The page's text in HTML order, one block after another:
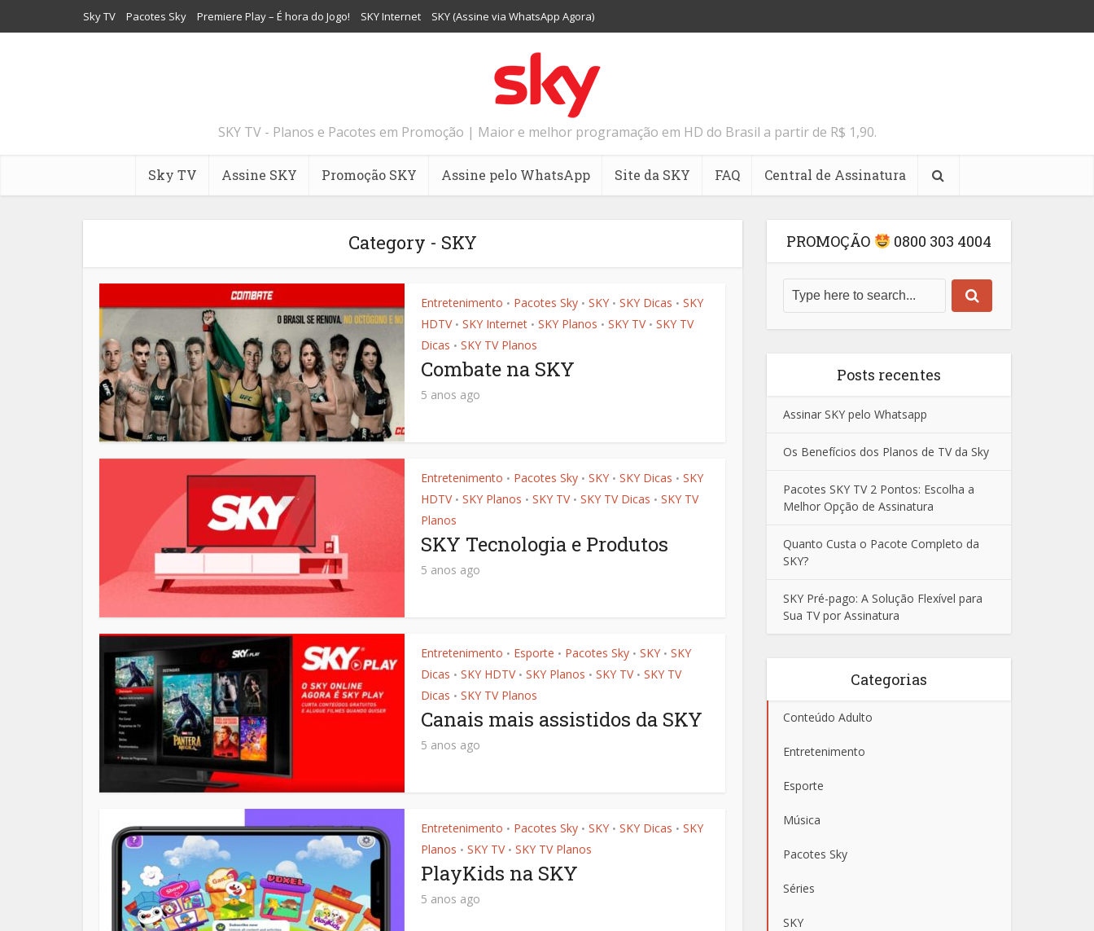
Sky TV Pacotes Sky Premiere Play – É hora do Jogo! SKY Internet SKY (Assine via WhatsApp Agora)
SKY TV - Planos e Pacotes em Promoção | Maior e melhor programação em HD do Brasil a partir de R$ 1,90.
Sky TV Assine SKY Promoção SKY Assine pelo WhatsApp Site da SKY FAQ Central de Assinatura
Category - SKY
Entretenimento • Pacotes Sky • SKY • SKY Dicas • SKY
HDTV • SKY Internet • SKY Planos • SKY TV • SKY TV
Dicas • SKY TV Planos
Combate na SKY
5 anos ago
Entretenimento • Pacotes Sky • SKY • SKY Dicas • SKY
HDTV • SKY Planos • SKY TV • SKY TV Dicas • SKY TV
Planos
SKY Tecnologia e Produtos
5 anos ago
Entretenimento • Esporte • Pacotes Sky • SKY • SKY
Dicas • SKY HDTV • SKY Planos • SKY TV • SKY TV
Dicas • SKY TV Planos
Canais mais assistidos da SKY
5 anos ago
Entretenimento • Pacotes Sky • SKY • SKY Dicas • SKY
Planos • SKY TV • SKY TV Planos
PlayKids na SKY
5 anos ago
PROMOÇÃO 0800 303 4004
Posts recentes
Assinar SKY pelo Whatsapp
Os Benefícios dos Planos de TV da Sky
Pacotes SKY TV 2 Pontos: Escolha a
Melhor Opção de Assinatura
Quanto Custa o Pacote Completo da
SKY?
SKY Pré-pago: A Solução Flexível para
Sua TV por Assinatura
Categorias
Conteúdo Adulto
Entretenimento
Esporte
Música
Pacotes Sky
Séries
SKY